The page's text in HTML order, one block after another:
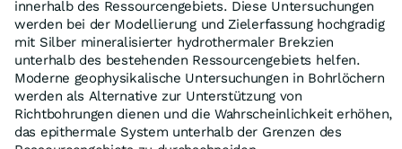
innerhalb des Ressourcengebiets. Diese Untersuchungen
werden bei der Modellierung und Zielerfassung hochgradig
mit Silber mineralisierter hydrothermaler Brekzien
unterhalb des bestehenden Ressourcengebiets helfen.
Moderne geophysikalische Untersuchungen in Bohrlöchern
werden als Alternative zur Unterstützung von
Richtbohrungen dienen und die Wahrscheinlichkeit erhöhen,
das epithermale System unterhalb der Grenzen des